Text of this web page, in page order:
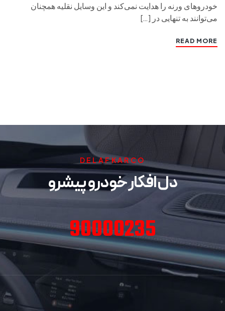
خودروهای ورنه را هدایت نمی‌کند و این وسایل نقلیه همچنان
می‌توانند به تنهایی در […]
READ MORE
DELAFKARCO
دل افکار خودرو پیشرو
90000235